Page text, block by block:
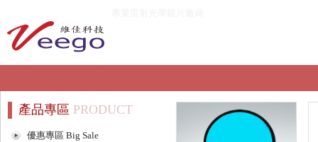
產品專區 PRODUCT
優惠專區 Big Sale